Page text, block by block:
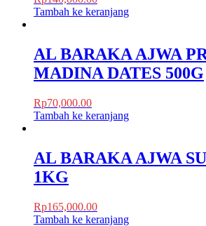
Tambah ke keranjang
AL BARAKA AJWA
MADINA DATES 500G
Rp70,000.00
Tambah ke keranjang
AL BARAKA AJWA
1KG
Rp165,000.00
Tambah ke keranjang